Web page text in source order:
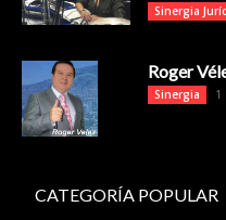
Sinergia
Roger
Sinergia 1
CATEGORÍA POPULAR